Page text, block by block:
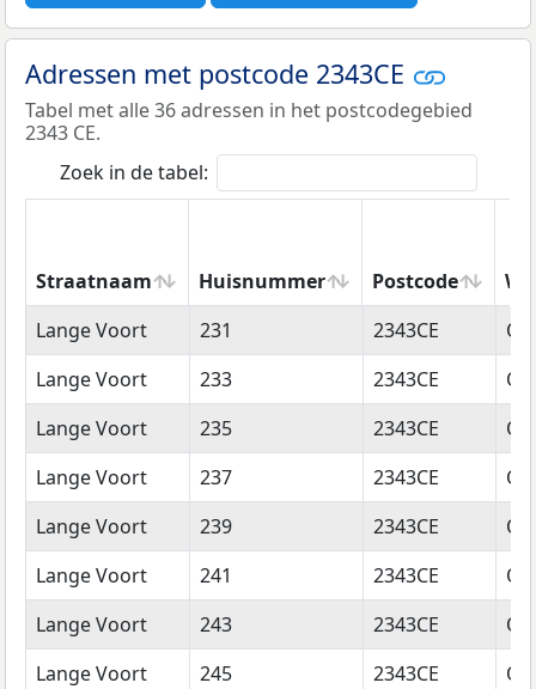
Adressen met postcode 2343CE
Tabel met alle 36 adressen in het postcodegebied
2343 CE.
Zoek in de tabel:
Straatnaam Huisnummer Postcode
Straatnaam
Huisnummer Postcode
Lange Voort 231 2343CE
Lange Voort
233 2343CE
Lange Voort
235 2343CE
Lange Voort
237 2343CE
Lange Voort
239 2343CE
Lange Voort
241 2343CE
Lange Voort
243 2343CE
Lange Voort
245 2343CE